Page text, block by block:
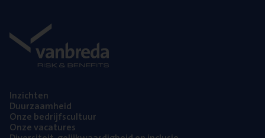
Inzich­ten
Duur­zaam­heid
Onze bedrijfs­cul­tuur
Onze vaca­tu­res